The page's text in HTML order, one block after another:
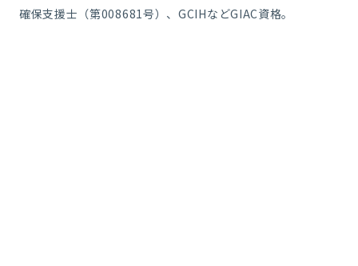
確保支援士（第008681号）、GCIHなどGIAC資格。